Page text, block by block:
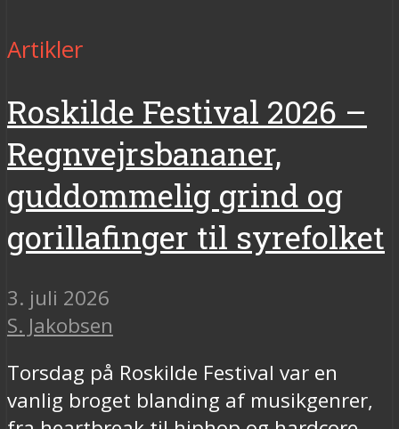
Artikler
Roskilde Festival 2026 –
Regnvejrsbananer,
guddommelig grind og
gorillafinger til syrefolket
3. juli 2026
S. Jakobsen
Torsdag på Roskilde Festival var en
vanlig broget blanding af musikgenrer,